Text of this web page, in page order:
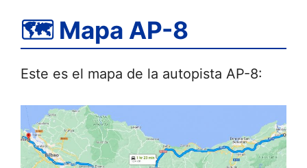
🗺 Mapa AP-8
Este es el mapa de la autopista AP-8: